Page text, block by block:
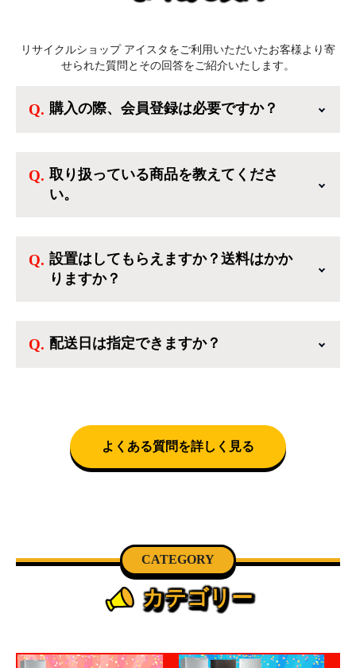
リサイクルショップ アイスタをご利用いただいたお客様より寄
せられた質問とその回答をご紹介いたします。
購入の際、会員登録は必要ですか？
も出来ます。一方、登録しなくてもカートに商
品を入れた後、ログインせずに「ゲスト購入」
取り扱っている商品を教えてくださ
い。
のような新生活を応援するような家電セットか
ら、季節・空調家電、調理家電、生活家電ま
設置はしてもらえますか？送料はかか
りますか？
京・埼玉・神奈川・千葉)において自社配送を選
配送日は指定できますか？
合、弊社よりお電話にて日時決定に関するご連
絡をさせて頂きます。
よくある質問を詳しく見る
CATEGORY
カテゴリー